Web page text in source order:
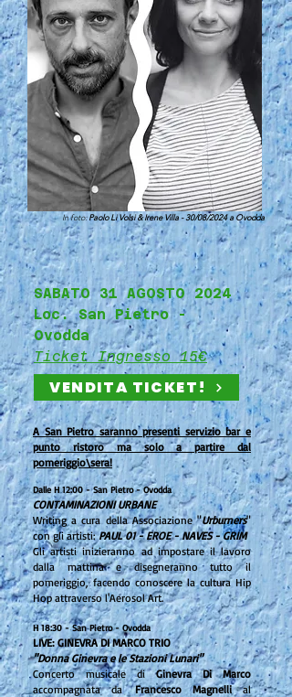
In foto:Paolo Li Volsi & Irene Villa - 30/08/2024 a Ovodda
SABATO 31 AGOSTO 2024
Loc. San Pietro -
Ovodda
Ticket Ingresso 15€
VENDITA TICKET!
A San Pietro saranno presenti servizio bar e
punto ristoro ma solo a partire dal
pomeriggio\sera!
Dalle H 12:00 - San Pietro - Ovodda
CONTAMINAZIONI URBANE
Writing a cura della Associazione "Urburners"
con gli artisti:PAUL 01 - EROE - NAVES - GRIM​
​Gli artisti inizieranno ad impostare il lavoro
dalla mattina e disegneranno tutto il
pomeriggio, facendo conoscere la cultura Hip
Hop attraverso l'Aerosol Art.
H 18:30 - SanPietro - Ovodda
LIVE: GINEVRA DI MARCO TRIO
"Donna Ginevra e le Stazioni Lunari"
Concerto musicale diGinevra Di Marco
accompagnata daFrancesco Magnellial